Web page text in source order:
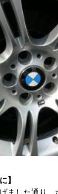
】
ました通り